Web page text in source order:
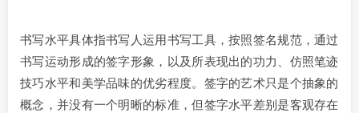
书写水平具体指书写人运用书写工具，按照签名规范，通过
书写运动形成的签字形象，以及所表现出的功力、仿照笔迹
技巧水平和美学品味的优劣程度。签字的艺术只是个抽象的
概念，并没有一个明晰的标准，但签字水平差别是客观存在